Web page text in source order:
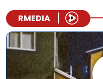
RMEDIA